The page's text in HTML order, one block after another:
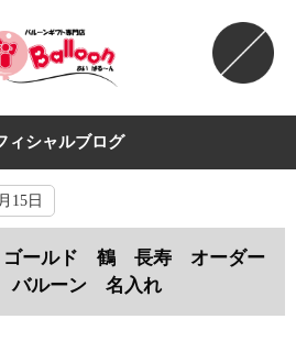
ィシャルブログ
15日
ールド 鶴 長寿 オーダー
バルーン 名入れ